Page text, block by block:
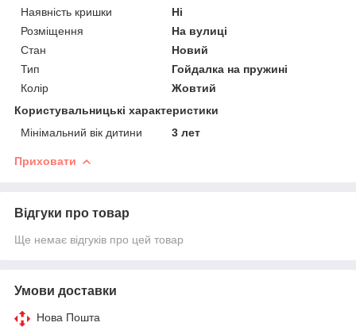
Наявність кришки
Ні
Розміщення
На вулиці
Стан
Новий
Тип
Гойдалка на пружині
Колір
Жовтий
Користувальницькі характеристики
Мінімальний вік дитини
3 лет
Приховати
Відгуки про товар
Ще немає відгуків про цей товар
Умови доставки
Нова Пошта